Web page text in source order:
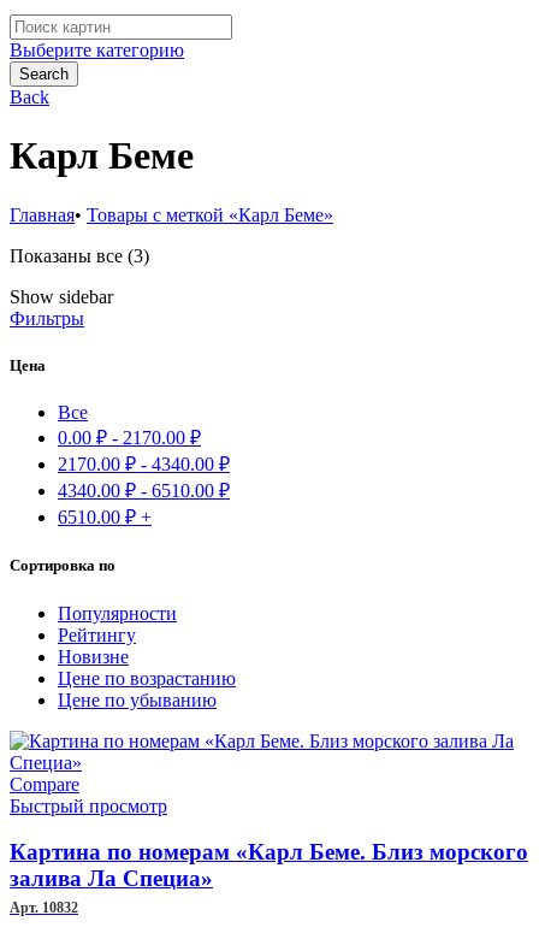
Search
for:
Выберите категорию
Search
Back
Карл Беме
Главная• Товары с меткой «Карл Беме»
Показаны все (3)Сортировка:
Show sidebar
Фильтры
Цена
Все
0.00 ₽ - 2170.00 ₽
2170.00 ₽ - 4340.00 ₽
4340.00 ₽ - 6510.00 ₽
6510.00 ₽ +
Сортировка по
Популярности
Рейтингу
Новизне
Цене по возрастанию
Цене по убыванию
Compare
Быстрый просмотр
Картина по номерам «Карл Беме. Близ морского
залива Ла Специа»
Арт. 10832